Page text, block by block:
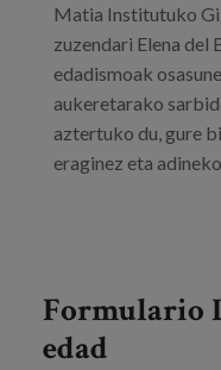
Matia Institutuko
zuzendari Elena
edadismoak
aukeretarako
aztertuko du, gure
eraginez eta
Formulario
edad